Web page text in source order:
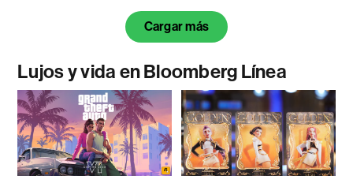
Cargar más
Lujos y vida en Bloomberg Línea